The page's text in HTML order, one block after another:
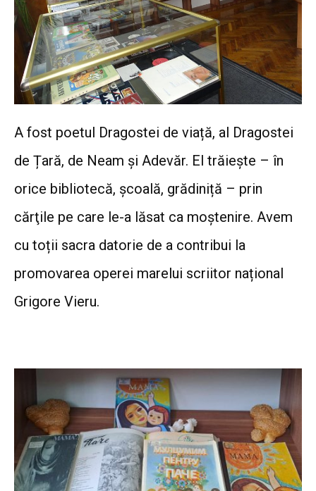
A fost poetul Dragostei de viață, al Dragostei
de Țară, de Neam și Adevăr. El trăiește – în
orice bibliotecă, școală, grădiniță – prin
cărţile pe care le-a lăsat ca moştenire. Avem
cu toții sacra datorie de a contribui la
promovarea operei marelui scriitor național
Grigore Vieru.